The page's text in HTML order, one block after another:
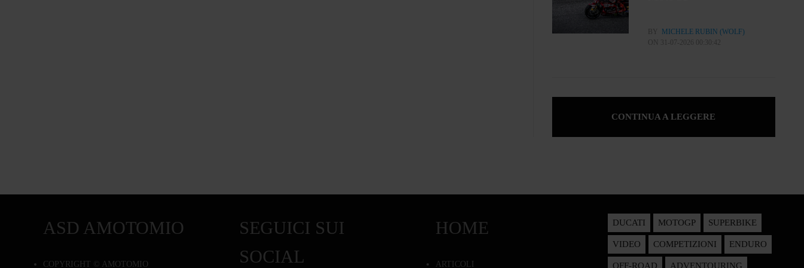
BY
MICHELE RUBIN (WOLF)
ON 31-07-2026 00:30:42
CONTINUA A LEGGERE
ASD AMOTOMIO
COPYRIGHT © AMOTOMIO
SEGUICI SUI
SOCIAL
HOME
ARTICOLI
DUCATI MOTOGP SUPERBIKE
VIDEO COMPETIZIONI ENDURO
OFF-ROAD ADVENTOURING